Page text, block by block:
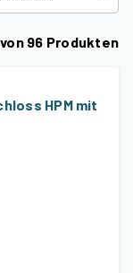
von 96 Produkten
HPM mit